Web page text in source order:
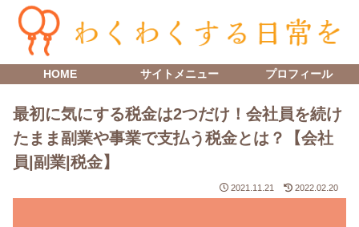
HOME サイトメニュー プロフィール
最初に気にする税金は2つだけ！会社員を続け
たまま副業や事業で支払う税金とは？【会社
員|副業|税金】
2021.11.21 2022.02.20